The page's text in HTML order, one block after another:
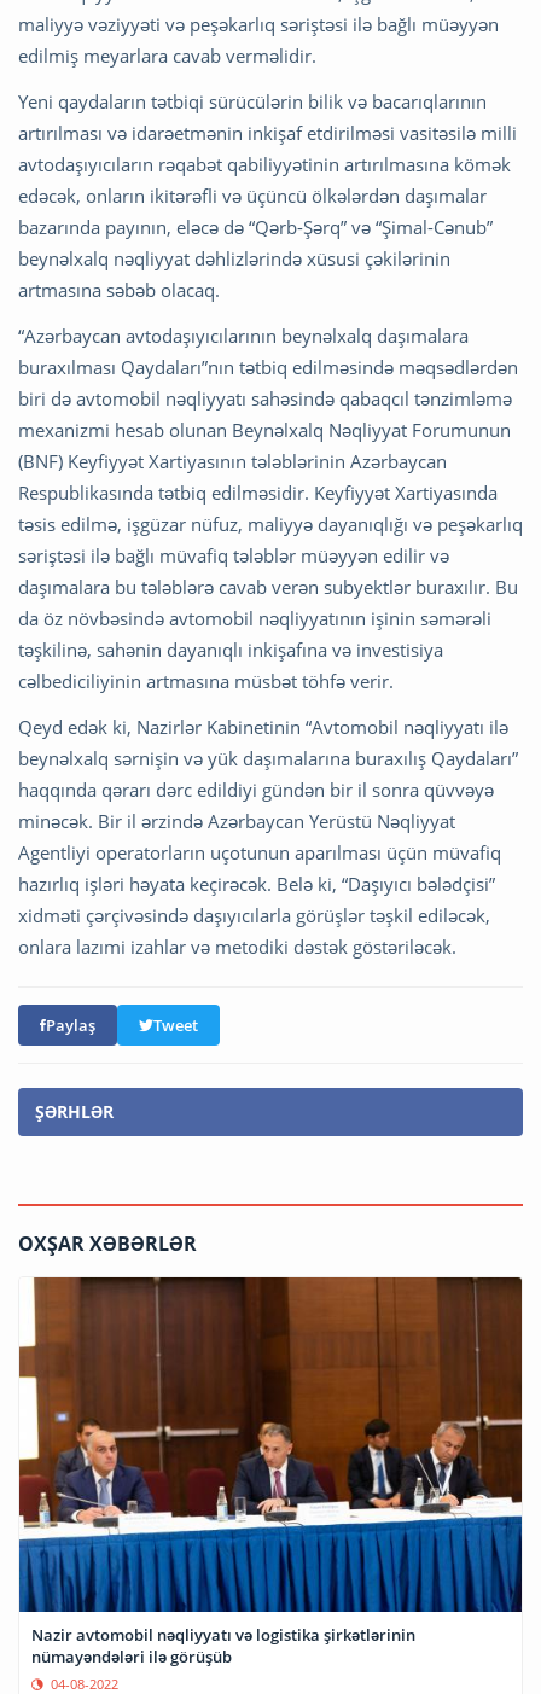
maliyyə vəziyyəti və peşəkarlıq səriştəsi ilə bağlı müəyyən
edilmiş meyarlara cavab verməlidir.
Yeni qaydaların tətbiqi sürücülərin bilik və bacarıqlarının
artırılması və idarəetmənin inkişaf etdirilməsi vasitəsilə milli
avtodaşıyıcıların rəqabət qabiliyyətinin artırılmasına kömək
edəcək, onların ikitərəfli və üçüncü ölkələrdən daşımalar
bazarında payının, eləcə də “Qərb-Şərq” və “Şimal-Cənub”
beynəlxalq nəqliyyat dəhlizlərində xüsusi çəkilərinin
artmasına səbəb olacaq.
“Azərbaycan avtodaşıyıcılarının beynəlxalq daşımalara
buraxılması Qaydaları”nın tətbiq edilməsində məqsədlərdən
biri də avtomobil nəqliyyatı sahəsində qabaqcıl tənzimləmə
mexanizmi hesab olunan Beynəlxalq Nəqliyyat Forumunun
(BNF) Keyfiyyət Xartiyasının tələblərinin Azərbaycan
Respublikasında tətbiq edilməsidir. Keyfiyyət Xartiyasında
təsis edilmə, işgüzar nüfuz, maliyyə dayanıqlığı və peşəkarlıq
səriştəsi ilə bağlı müvafiq tələblər müəyyən edilir və
daşımalara bu tələblərə cavab verən subyektlər buraxılır. Bu
da öz növbəsində avtomobil nəqliyyatının işinin səmərəli
təşkilinə, sahənin dayanıqlı inkişafına və investisiya
cəlbediciliyinin artmasına müsbət töhfə verir.
Qeyd edək ki, Nazirlər Kabinetinin “Avtomobil nəqliyyatı ilə
beynəlxalq sərnişin və yük daşımalarına buraxılış Qaydaları”
haqqında qərarı dərc edildiyi gündən bir il sonra qüvvəyə
minəcək. Bir il ərzində Azərbaycan Yerüstü Nəqliyyat
Agentliyi operatorların uçotunun aparılması üçün müvafiq
hazırlıq işləri həyata keçirəcək. Belə ki, “Daşıyıcı bələdçisi”
xidməti çərçivəsində daşıyıcılarla görüşlər təşkil ediləcək,
onlara lazımi izahlar və metodiki dəstək göstəriləcək.
Paylaş Tweet
ŞƏRHLƏR
OXŞAR XƏBƏRLƏR
Nazir avtomobil nəqliyyatı və logistika şirkətlərinin
nümayəndələri ilə görüşüb
04-08-2022